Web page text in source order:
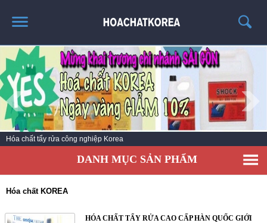
TRANG CHỦ
GIỚI THIỆU
THÔNG TIN SẢN PHẨM
TIN TỨC
LIÊN HỆ
Hóa chất vệ sinh làm sạch số 1 Hàn Quốc
DANH MỤC SẢN PHẨM
Hóa chất KOREA
HÓA CHẤT TẨY RỬA CAO CẤP HÀN QUỐC GIỚI